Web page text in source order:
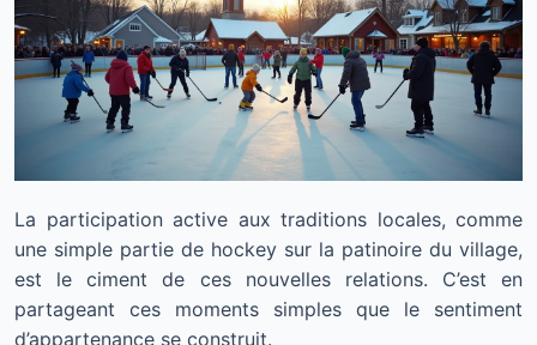
La participation active aux traditions locales, comme
une simple partie de hockey sur la patinoire du village,
est le ciment de ces nouvelles relations. C’est en
partageant ces moments simples que le sentiment
d’appartenance se construit.